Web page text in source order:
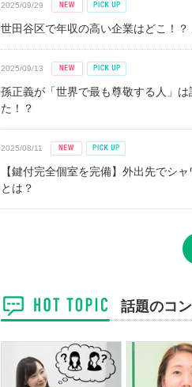
2025/09/29
世田谷区で年収の高い企業はどこ！
2025/09/13
孫正義が「世界で最も尊敬する人」
た！？
2025/08/11
【鍵付完全個室を完備】外出先でシ
とは？
話題のコ